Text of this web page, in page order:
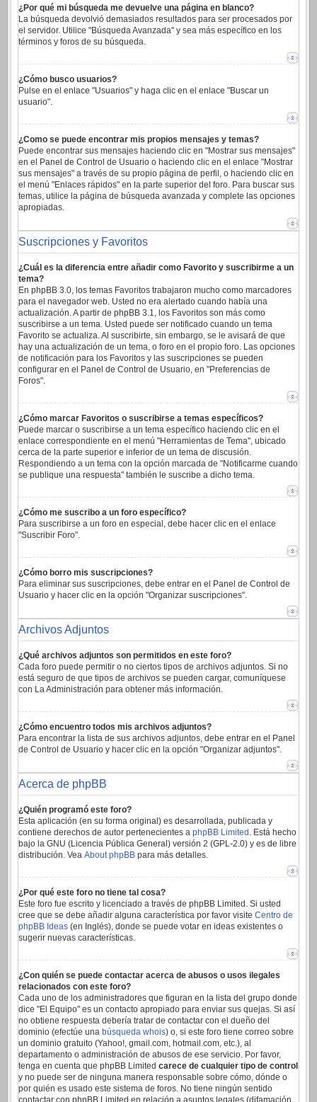
¿Por qué mi búsqueda me devuelve una página en blanco?
La búsqueda devolvió demasiados resultados para ser procesados por
el servidor. Utilice "Búsqueda Avanzada" y sea más específico en los
términos y foros de su búsqueda.
¿Cómo busco usuarios?
Pulse en el enlace "Usuarios" y haga clic en el enlace "Buscar un
usuario".
¿Como se puede encontrar mis propios mensajes y temas?
Puede encontrar sus mensajes haciendo clic en "Mostrar sus mensajes"
en el Panel de Control de Usuario o haciendo clic en el enlace "Mostrar
sus mensajes" a través de su propio página de perfil, o haciendo clic en
el menú "Enlaces rápidos" en la parte superior del foro. Para buscar sus
temas, utilice la página de búsqueda avanzada y complete las opciones
apropiadas.
Suscripciones y Favoritos
¿Cuál es la diferencia entre añadir como Favorito y suscribirme a un
tema?
En phpBB 3.0, los temas Favoritos trabajaron mucho como marcadores
para el navegador web. Usted no era alertado cuando había una
actualización. A partir de phpBB 3.1, los Favoritos son más como
suscribirse a un tema. Usted puede ser notificado cuando un tema
Favorito se actualiza. Al suscribirte, sin embargo, se le avisará de que
hay una actualización de un tema, o foro en el propio foro. Las opciones
de notificación para los Favoritos y las suscripciones se pueden
configurar en el Panel de Control de Usuario, en "Preferencias de
Foros".
¿Cómo marcar Favoritos o suscribirse a temas específicos?
Puede marcar o suscribirse a un tema específico haciendo clic en el
enlace correspondiente en el menú "Herramientas de Tema", ubicado
cerca de la parte superior e inferior de un tema de discusión.
Respondiendo a un tema con la opción marcada de "Notificarme cuando
se publique una respuesta" también le suscribe a dicho tema.
¿Cómo me suscribo a un foro específico?
Para suscribirse a un foro en especial, debe hacer clic en el enlace
"Suscribir Foro".
¿Cómo borro mis suscripciones?
Para eliminar sus suscripciones, debe entrar en el Panel de Control de
Usuario y hacer clic en la opción "Organizar suscripciones".
Archivos Adjuntos
¿Qué archivos adjuntos son permitidos en este foro?
Cada foro puede permitir o no ciertos tipos de archivos adjuntos. Si no
está seguro de que tipos de archivos se pueden cargar, comuníquese
con La Administración para obtener más información.
¿Cómo encuentro todos mis archivos adjuntos?
Para encontrar la lista de sus archivos adjuntos, debe entrar en el Panel
de Control de Usuario y hacer clic en la opción "Organizar adjuntos".
Acerca de phpBB
¿Quién programó este foro?
Esta aplicación (en su forma original) es desarrollada, publicada y
contiene derechos de autor pertenecientes a phpBB Limited . Está hecho
bajo la GNU (Licencia Pública General) versión 2 (GPL-2.0) y es de libre
distribución. Vea About phpBB para más detalles.
¿Por qué este foro no tiene tal cosa?
Este foro fue escrito y licenciado a través de phpBB Limited. Si usted
cree que se debe añadir alguna característica por favor visite Centro de
phpBB Ideas (en Inglés), donde se puede votar en ideas existentes o
sugerir nuevas características.
¿Con quién se puede contactar acerca de abusos o usos ilegales
relacionados con este foro?
Cada uno de los administradores que figuran en la lista del grupo donde
dice "El Equipo" es un contacto apropiado para enviar sus quejas. Si así
no obtiene respuesta debería tratar de contactar con el dueño del
dominio (efectúe una búsqueda whois) o, si este foro tiene correo sobre
un dominio gratuito (Yahoo!, gmail.com, hotmail.com, etc.), al
departamento o administración de abusos de ese servicio. Por favor,
tenga en cuenta que phpBB Limited carece de cualquier tipo de control
y no puede ser de ninguna manera responsable sobre cómo, dónde o
por quién es usado este sistema de foros. No tiene ningún sentido
contactar con phpBB Limited en relación a asuntos legales (difamación,